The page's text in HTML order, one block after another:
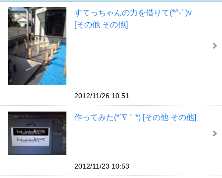
すてっちゃんの力を借りて(*^-ﾟ)v
[その他 その他]
2012/11/26 10:51
作ってみた(*´∇｀*) [その他 その他]
2012/11/23 10:53